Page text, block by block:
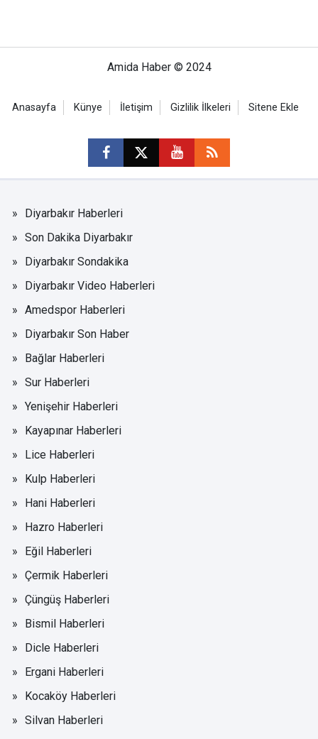
Amida Haber © 2024
Anasayfa Künye İletişim Gizlilik İlkeleri Sitene Ekle
Diyarbakır Haberleri
Son Dakika Diyarbakır
Diyarbakır Sondakika
Diyarbakır Video Haberleri
Amedspor Haberleri
Diyarbakır Son Haber
Bağlar Haberleri
Sur Haberleri
Yenişehir Haberleri
Kayapınar Haberleri
Lice Haberleri
Kulp Haberleri
Hani Haberleri
Hazro Haberleri
Eğil Haberleri
Çermik Haberleri
Çüngüş Haberleri
Bismil Haberleri
Dicle Haberleri
Ergani Haberleri
Kocaköy Haberleri
Silvan Haberleri